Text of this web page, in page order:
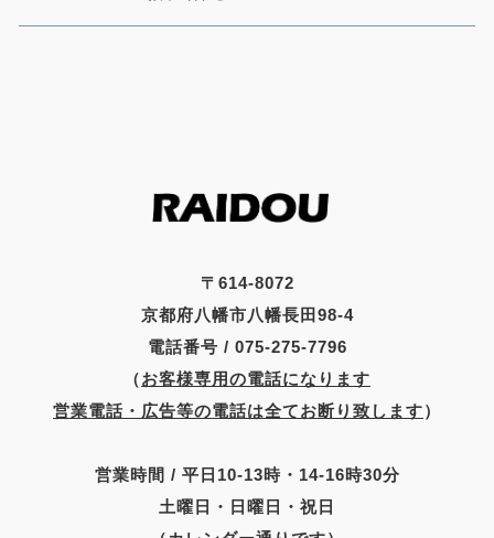
〒614-8072
京都府八幡市八幡長田98-4
電話番号 / 075-275-7796
（お客様専用の電話になります
営業電話・広告等の電話は全てお断り致します）
営業時間 / 平日10-13時・14-16時30分
土曜日・日曜日・祝日